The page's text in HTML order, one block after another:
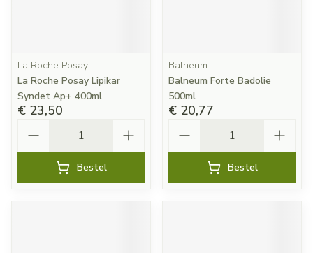
La Roche Posay
La Roche Posay Lipikar
Syndet Ap+ 400ml
€ 23,50
Bestel
Balneum
Balneum Forte Badolie
500ml
€ 20,77
Bestel